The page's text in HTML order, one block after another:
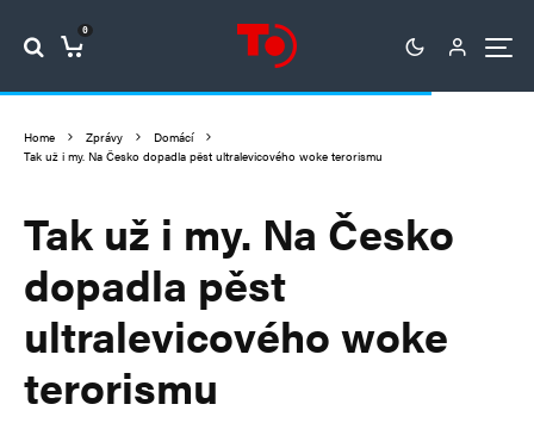
0
Home Zprávy
Domácí
Tak už i my. Na Česko dopadla pěst ultralevicového woke terorismu
Tak už i my. Na Česko
dopadla pěst
ultralevicového woke
terorismu